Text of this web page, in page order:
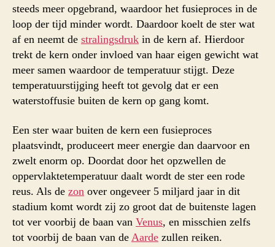
steeds meer opgebrand, waardoor het fusieproces in de
loop der tijd minder wordt. Daardoor koelt de ster wat
af en neemt de stralingsdruk in de kern af. Hierdoor
trekt de kern onder invloed van haar eigen gewicht wat
meer samen waardoor de temperatuur stijgt. Deze
temperatuurstijging heeft tot gevolg dat er een
waterstoffusie buiten de kern op gang komt.
Een ster waar buiten de kern een fusieproces
plaatsvindt, produceert meer energie dan daarvoor en
zwelt enorm op. Doordat door het opzwellen de
oppervlaktetemperatuur daalt wordt de ster een rode
reus. Als de zon over ongeveer 5 miljard jaar in dit
stadium komt wordt zij zo groot dat de buitenste lagen
tot ver voorbij de baan van Venus, en misschien zelfs
tot voorbij de baan van de Aarde zullen reiken.